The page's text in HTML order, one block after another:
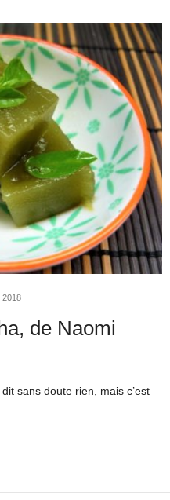
2018
de Naomi
sans doute rien, mais c’est